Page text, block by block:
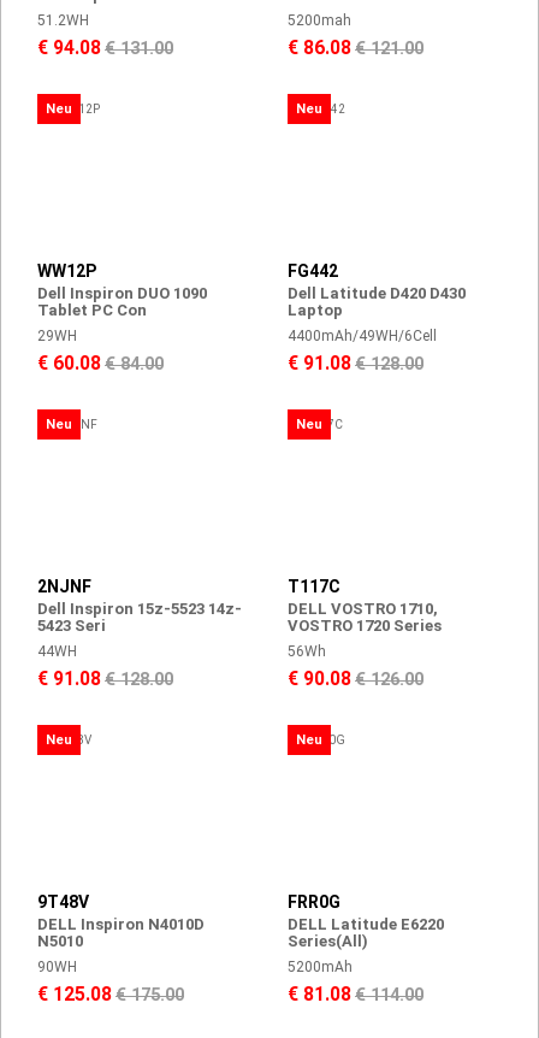
51.2WH
€ 94.08€ 131.00
5200mah
€ 86.08€ 121.00
Neu
WW12P
Dell Inspiron DUO 1090
Tablet PC Con
29WH
€ 60.08€ 84.00
Neu
FG442
Dell Latitude D420 D430
Laptop
4400mAh/49WH/6Cell
€ 91.08€ 128.00
Neu
2NJNF
Dell Inspiron 15z-5523 14z-
5423 Seri
44WH
€ 91.08€ 128.00
Neu
T117C
DELL VOSTRO 1710,
VOSTRO 1720 Series
56Wh
€ 90.08€ 126.00
Neu
9T48V
DELL Inspiron N4010D
N5010
90WH
€ 125.08€ 175.00
Neu
FRR0G
DELL Latitude E6220
Series(All)
5200mAh
€ 81.08€ 114.00